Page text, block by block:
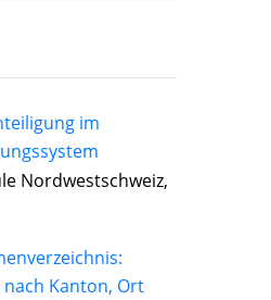
im
Nordwestschweiz,
Kanton, Ort